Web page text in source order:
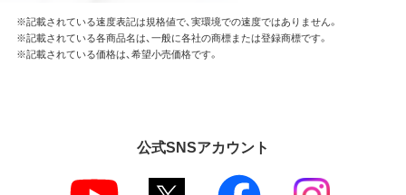
※記載されている速度表記は規格値で、実環境での速度ではありません。
※記載されている各商品名は、一般に各社の商標または登録商標です。
※記載されている価格は、希望小売価格です。
公式SNSアカウント